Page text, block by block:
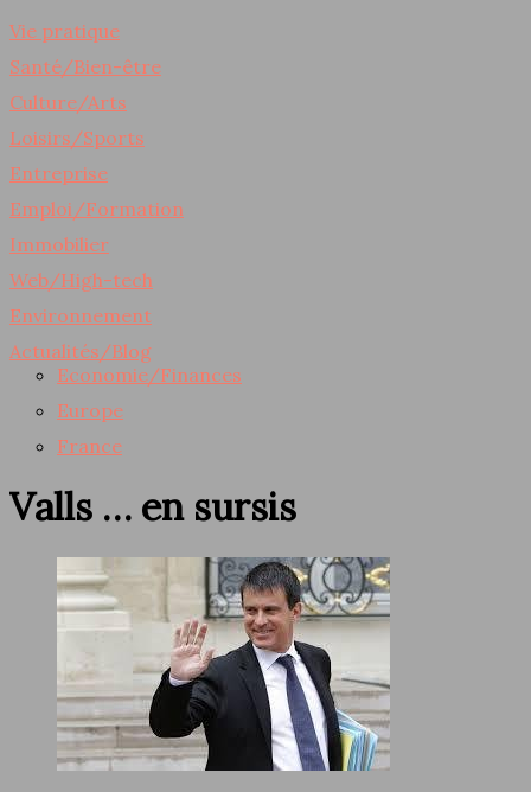
Vie pratique
Santé/Bien-être
Culture/Arts
Loisirs/Sports
Entreprise
Emploi/Formation
Immobilier
Web/High-tech
Environnement
Actualités/Blog
Economie/Finances
Europe
France
Valls … en sursis